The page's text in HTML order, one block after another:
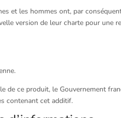
et les hommes ont, par
version de leur charte pour une
de ce produit, le Gouvernement
contenant cet additif.